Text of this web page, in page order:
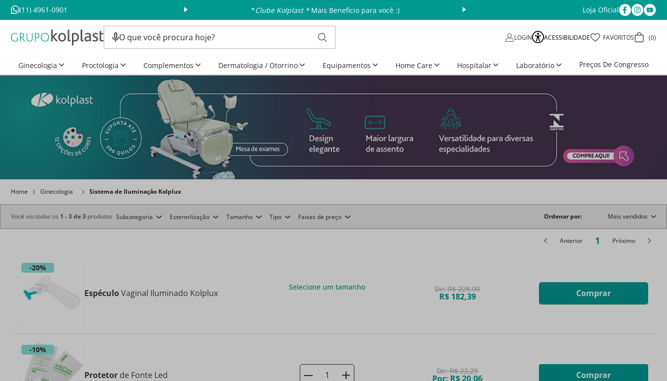
(11) 4961-0901 *Clube Kolplast *Mais Beneficio para você :) Aproveite as Ofertas da Semana Últimos dias
Loja Oficial
LOGIN ACESSIBILIDADE FAVORITOS 0
Ginecologia Proctologia Complementos Dermatologia / Otorrino Equipamentos Home Care Hospitalar Laboratório Preços De Congresso
Home Ginecologia Sistema de Iluminação Kolplux
Você viu todos os 1 -3de3 produtos Subcategoria Estererlização Tamanho Tipo Faixas de preço Ordenar por Mais vendidos
Anterior 1 Próximo
-20%
EspéculoVaginal Iluminado Kolplux
Selecione um tamanho De:R$ 228,00
R$ 182,39 Comprar
-10%
Protetor de Fonte Led De:R$ 22,29
Por: R$ 20,06 Comprar